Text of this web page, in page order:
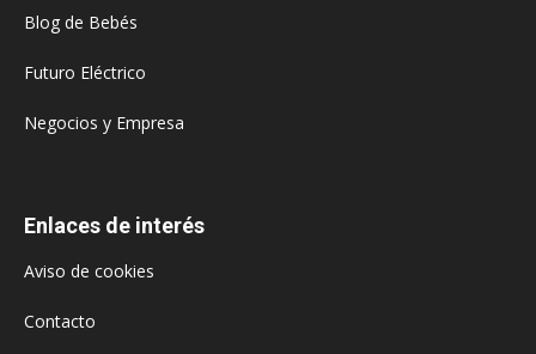
Blog de Bebés
Futuro Eléctrico
Negocios y Empresa
Enlaces de interés
Aviso de cookies
Contacto